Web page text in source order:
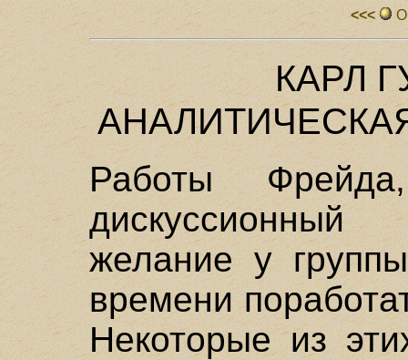
<<<
КАРЛ
Работы
желание у
времени
Некоторые из